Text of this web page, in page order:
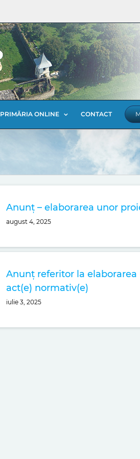
PRIMĂRIA ONLINE CONTACT
Anunț – elaborarea unor
august 4, 2025
Anunț referitor la
act(e) normativ(e)
iulie 3, 2025